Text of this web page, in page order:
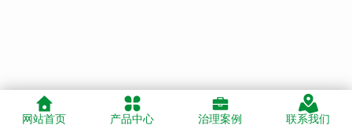
网站首页 产品中心 治理案例 联系我们